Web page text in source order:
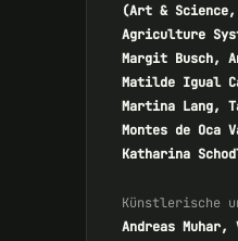
(Art &
Agriculture
Margit Busch,
Matilde Igual
Martina Lang,
Montes de Oca
Katharina
Künstlerische
Andreas